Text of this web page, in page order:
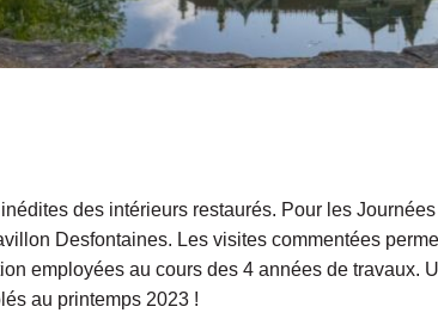
des intérieurs restaurés. Pour les
Desfontaines. Les visites commentées
employées au cours des 4 années de travaux.
au printemps 2023 !